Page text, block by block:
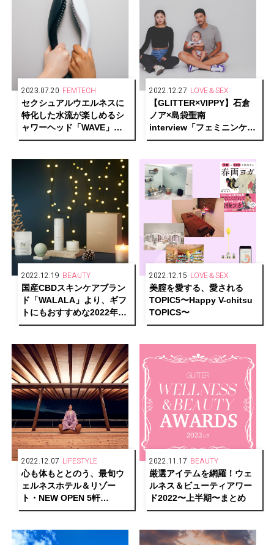
2023.07.20 FEMTECH
セクシュアルウエルネスに
特化した水流が楽しめるシ
ャワーヘッド「WAVE」が
登場！
2022.12.27 LOVE＆SEX
【GLITTER×VIPPY】石倉
ノア×島袋聖南
interview「フェミニンケア
とパートナーシップ」
2022.12.19 BEAUTY
国産CBDスキンケアブラン
ド「WALALA」より、ギフ
トにもおすすめな2022年ホ
リデーコフレが数量限定で
2022.12.15 LOVE＆SEX
美腟を愛する、愛される
TOPIC5〜Happy V-chitsu
TOPICS〜
2022.12.07 LIFESTYLE
心も体もととのう、最旬ウ
ェルネスホテル＆リゾー
ト・NEW OPEN 5軒
【GLITTER HOTELS
2022.11.17 BEAUTY
厳選アイテムを網羅！ウェ
ルネス＆ビューティアワー
ド2022〜上半期〜まとめ